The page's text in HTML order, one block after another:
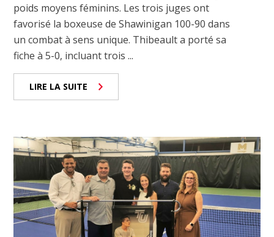
poids moyens féminins. Les trois juges ont
favorisé la boxeuse de Shawinigan 100-90 dans
un combat à sens unique. Thibeault a porté sa
fiche à 5-0, incluant trois ...
LIRE LA SUITE